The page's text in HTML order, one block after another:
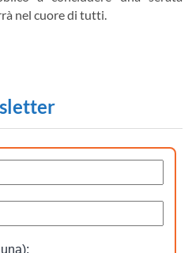
nel cuore di tutti.